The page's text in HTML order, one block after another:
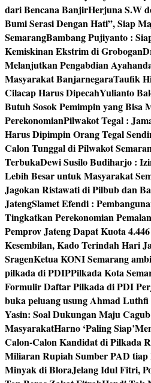
dari Bencana BanjirHerjuna S.W
Bumi Serasi Dengan Hati”, Siap
SemarangBambang Pujiyanto :
Kemiskinan Ekstrim di Grobogan
Melanjutkan Pengabdian
Masyarakat BanjarnegaraTaufik
Cilacap Harus DipecahYulianto
Butuh Sosok Pemimpin yang Bisa
PerekonomianPilwakot Tegal :
Harus Dipimpin Orang Tegal
Calon Tunggal di Pilwakot
TerbukaDewi Susilo Budiharjo :
Lebih Besar untuk Masyarakat
Jagokan Ristawati di Pilbub dan
JatengSlamet Efendi :
Tingkatkan Perekonomian
Pemprov Jateng Dapat Kuota
Kesembilan, Kado Terindah Hari
SragenKetua KONI Semarang
pilkada di PDIPPilkada Kota
Formulir Daftar Pilkada di PDI
buka peluang usung Ahmad Luthfi
Yasin: Soal Dukungan Maju
MasyarakatHarno ‘Paling
Calon-Calon Kandidat di Pilkada
Miliaran Rupiah Sumber PAD
Minyak di BloraJelang Idul Fitri,